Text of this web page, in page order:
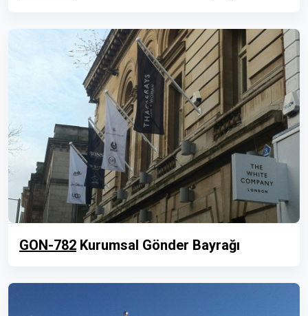
GON-782 Kurumsal Gönder Bayrağı